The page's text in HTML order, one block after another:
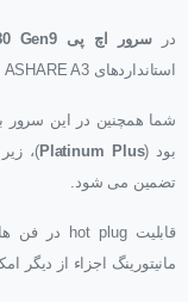
در سرور اچ پی DL580 Gen9
استانداردهای ASHARE A3 و A4 4 کاهش خواهید داد.
بود (Platinum Plus
تضمین می شود.
مانیتورینگ اجزاء از دیگر